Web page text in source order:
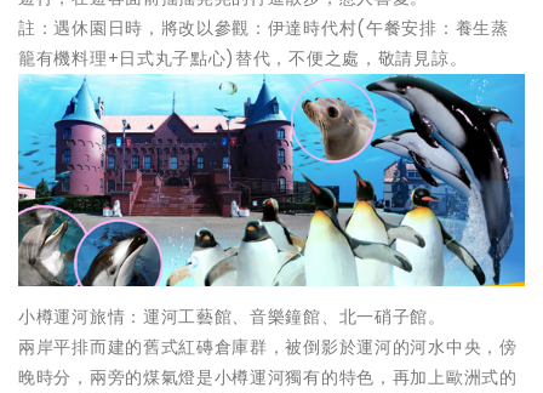
註：遇休園日時，將改以參觀：伊達時代村(午餐安排：養生蒸
籠有機料理+日式丸子點心)替代，不便之處，敬請見諒。
小樽運河旅情：運河工藝館、音樂鐘館、北一硝子館。
兩岸平排而建的舊式紅磚倉庫群，被倒影於運河的河水中央，傍
晚時分，兩旁的煤氣燈是小樽運河獨有的特色，再加上歐洲式的